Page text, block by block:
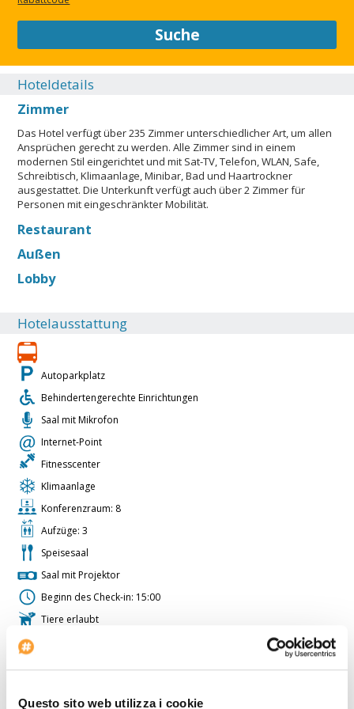
Questo sito web utilizza i cookie
Suche
Hoteldetails
Zimmer
Das Hotel verfügt über 235 Zimmer unterschiedlicher Art, um allen
Ansprüchen gerecht zu werden. Alle Zimmer sind in einem
modernen Stil eingerichtet und mit Sat-TV, Telefon, WLAN, Safe,
Schreibtisch, Klimaanlage, Minibar, Bad und Haartrockner
ausgestattet. Die Unterkunft verfügt auch über 2 Zimmer für
Personen mit eingeschränkter Mobilität.
Restaurant
Außen
Lobby
Hotelausstattung
Autoparkplatz
Behindertengerechte Einrichtungen
Saal mit Mikrofon
Internet-Point
Fitnesscenter
Klimaanlage
Konferenzraum: 8
Aufzüge: 3
Speisesaal
Saal mit Projektor
Beginn des Check-in: 15:00
Tiere erlaubt